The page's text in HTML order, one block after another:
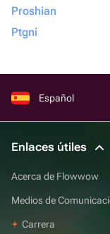
Proshian
Ptgni
Español
Enlaces útiles
Acerca de Flowwow
Medios de
Carrera